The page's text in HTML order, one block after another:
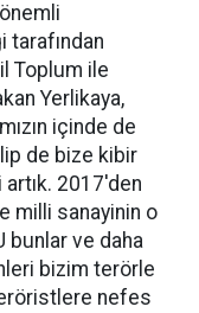
tarafından
Toplum ile
Yerlikaya,
içinde de
de bize kibir
2017'den
milli sanayinin o
bunlar ve daha
bizim terörle
nefes